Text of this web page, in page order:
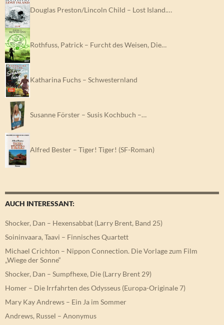
Douglas Preston/Lincoln Child – Lost Island.…
Rothfuss, Patrick – Furcht des Weisen, Die…
Katharina Fuchs – Schwesternland
Susanne Förster – Susis Kochbuch –…
Alfred Bester – Tiger! Tiger! (SF-Roman)
AUCH INTERESSANT:
Shocker, Dan – Hexensabbat (Larry Brent, Band 25)
Soininvaara, Taavi – Finnisches Quartett
Michael Crichton – Nippon Connection. Die Vorlage zum Film
„Wiege der Sonne“
Shocker, Dan – Sumpfhexe, Die (Larry Brent 29)
Homer – Die Irrfahrten des Odysseus (Europa-Originale 7)
Mary Kay Andrews – Ein Ja im Sommer
Andrews, Russel – Anonymus